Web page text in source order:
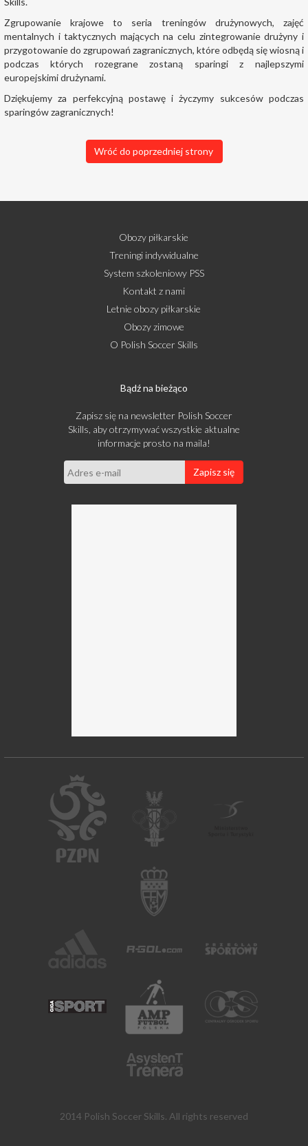
Zgrupowanie krajowe to seria treningów drużynowych, zajęć
mentalnych i taktycznych mających na celu zintegrowanie drużyny i
przygotowanie do zgrupowań zagranicznych, które odbędą się wiosną i
podczas których rozegrane zostaną sparingi z najlepszymi
europejskimi drużynami.
Dziękujemy za perfekcyjną postawę i życzymy sukcesów podczas
sparingów zagranicznych!
Wróć do poprzedniej strony
Obozy piłkarskie
Treningi indywidualne
System szkoleniowy PSS
Kontakt z nami
Letnie obozy piłkarskie
Obozy zimowe
O Polish Soccer Skills
Bądź na bieżąco
Zapisz się na newsletter Polish Soccer
Skills, aby otrzymywać wszystkie aktualne
informacje prosto na maila!
Zapisz się
2014 Polish Soccer Skills. All rights reserved